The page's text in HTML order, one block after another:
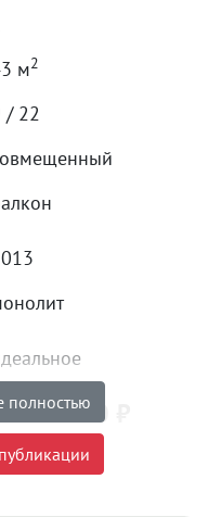
м2
/ 22
950 000
полностью